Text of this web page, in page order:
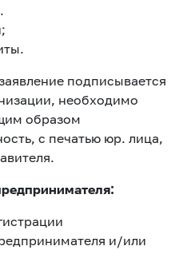
подписывается
необходимо
образом
с печатью юр. лица,
и/или